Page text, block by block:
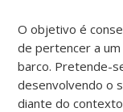
O objetivo é
de pertencer a
barco. Pretende-
desenvolvendo o
diante do